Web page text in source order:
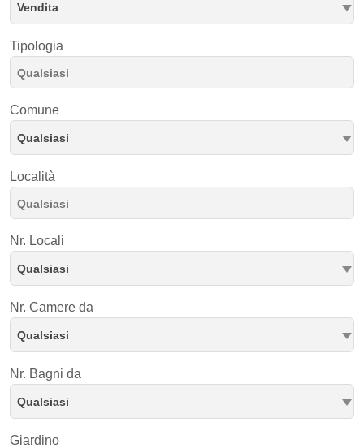
Vendita
Tipologia
Comune
Qualsiasi
Località
Nr. Locali
Qualsiasi
Nr. Camere da
Qualsiasi
Nr. Bagni da
Qualsiasi
Giardino